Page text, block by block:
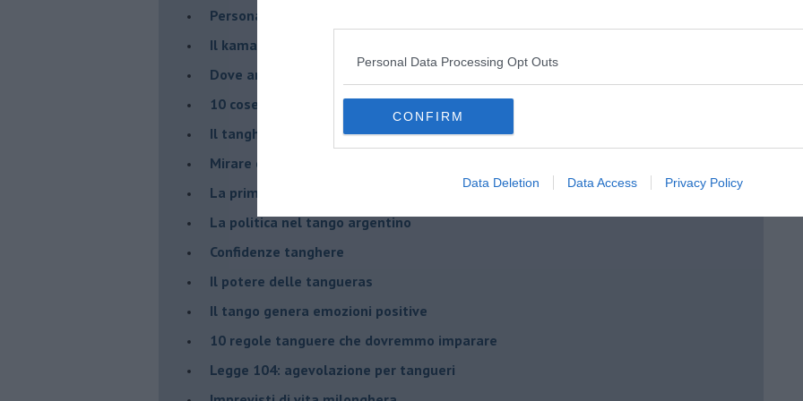
Personal Data Processing Opt Outs
CONFIRM
Data Deletion Data Access Privacy Policy
Personalità tanguera
Il kamasutango
Dove andiamo stasera?
10 cose da non dire a fine tanda
Il tanghero odioso
Mirare con la PNL
La prima volta
La politica nel tango argentino
Confidenze tanghere
Il potere delle tangueras
Il tango genera emozioni positive
10 regole tanguere che dovremmo imparare
Legge 104: agevolazione per tangueri